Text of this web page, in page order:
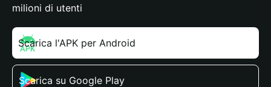
milioni di utenti
Scarica l'APK per Android
Scarica su Google Play